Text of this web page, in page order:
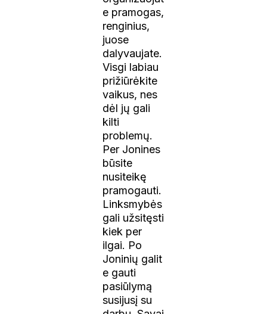
e pramogas,
renginius,
juose
dalyvaujate.
Visgi labiau
prižiūrėkite
vaikus, nes
dėl jų gali
kilti
problemų.
Per Jonines
būsite
nusiteikę
pramogauti.
Linksmybės
gali užsitęsti
kiek per
ilgai. Po
Joninių galit
e gauti
pasiūlymą
susijusį su